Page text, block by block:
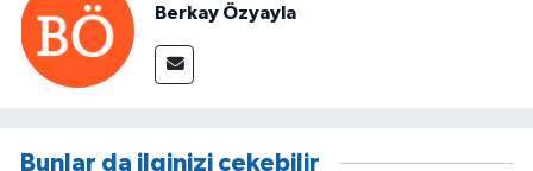
Berkay Özyayla
Bunlar da ilginizi çekebilir